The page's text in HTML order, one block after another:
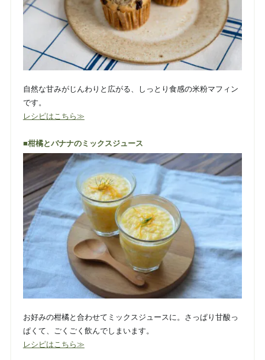
自然な甘みがじんわりと広がる、しっとり食感の米粉マフィン
です。
レシピはこちら≫
■柑橘とバナナのミックスジュース
お好みの柑橘と合わせてミックスジュースに。さっぱり甘酸っ
ぱくて、ごくごく飲んでしまいます。
レシピはこちら≫